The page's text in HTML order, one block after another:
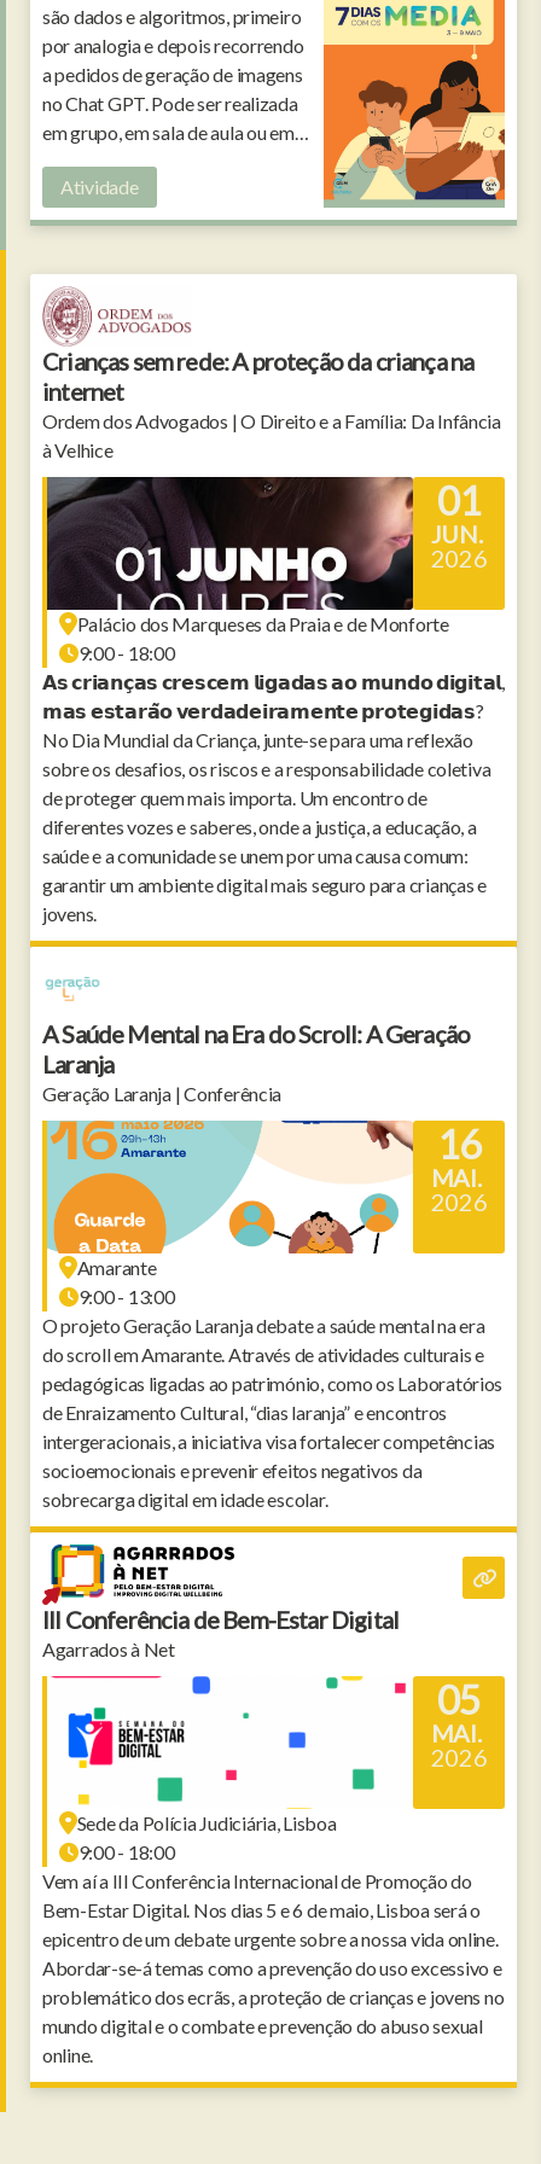
são dados e algoritmos, primeiro
por analogia e depois recorrendo
a pedidos de geração de imagens
no Chat GPT. Pode ser realizada
em grupo, em sala de aula ou em
família.
Atividade
Crianças sem rede: A proteção da criança na
internet
Ordem dos Advogados | O Direito e a Família: Da Infância
à Velhice
01
JUN.
2026
Palácio dos Marqueses da Praia e de Monforte
9:00 - 18:00
𝗔𝘀 𝗰𝗿𝗶𝗮𝗻𝗰̧𝗮𝘀 𝗰𝗿𝗲𝘀𝗰𝗲𝗺 𝗹𝗶𝗴𝗮𝗱𝗮𝘀 𝗮𝗼 𝗺𝘂𝗻𝗱𝗼 𝗱𝗶𝗴𝗶𝘁𝗮𝗹,
𝗺𝗮𝘀 𝗲𝘀𝘁𝗮𝗿𝗮̃𝗼 𝘃𝗲𝗿𝗱𝗮𝗱𝗲𝗶𝗿𝗮𝗺𝗲𝗻𝘁𝗲 𝗽𝗿𝗼𝘁𝗲𝗴𝗶𝗱𝗮𝘀?
No Dia Mundial da Criança, junte-se para uma reflexão
sobre os desafios, os riscos e a responsabilidade coletiva
de proteger quem mais importa. Um encontro de
diferentes vozes e saberes, onde a justiça, a educação, a
saúde e a comunidade se unem por uma causa comum:
garantir um ambiente digital mais seguro para crianças e
jovens.
A Saúde Mental na Era do Scroll: A Geração
Laranja
Geração Laranja | Conferência
16
MAI.
2026
Amarante
9:00 - 13:00
O projeto Geração Laranja debate a saúde mental na era
do scroll em Amarante. Através de atividades culturais e
pedagógicas ligadas ao património, como os Laboratórios
de Enraizamento Cultural, “dias laranja” e encontros
intergeracionais, a iniciativa visa fortalecer competências
socioemocionais e prevenir efeitos negativos da
sobrecarga digital em idade escolar.
III Conferência de Bem-Estar Digital
Agarrados à Net
05
MAI.
2026
Sede da Polícia Judiciária, Lisboa
9:00 - 18:00
Vem aí a III Conferência Internacional de Promoção do
Bem-Estar Digital. Nos dias 5 e 6 de maio, Lisboa será o
epicentro de um debate urgente sobre a nossa vida online.
Abordar-se-á temas como a prevenção do uso excessivo e
problemático dos ecrãs, a proteção de crianças e jovens no
mundo digital e o combate e prevenção do abuso sexual
online.